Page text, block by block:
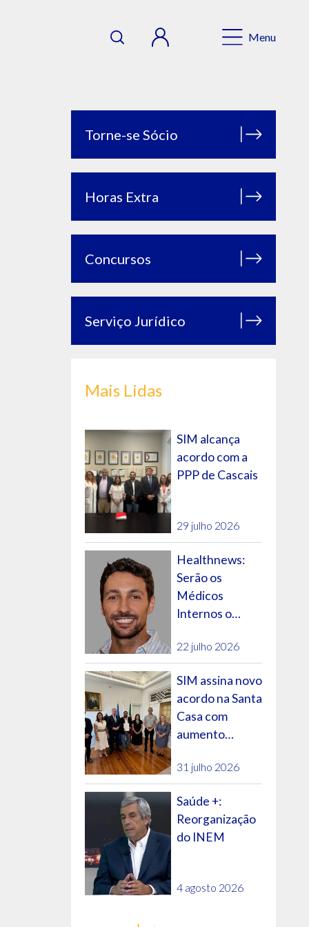
Menu
Torne-se Sócio
Horas Extra
Concursos
Serviço Jurídico
Mais Lidas
SIM alcança
acordo com a
PPP de Cascais
29 julho 2026
Healthnews:
Serão os
Médicos
Internos o
22 julho 2026
SIM assina novo
acordo na Santa
Casa com
aumento
evolução na
carreira
31 julho 2026
Saúde +:
Reorganização
do INEM
4 agosto 2026